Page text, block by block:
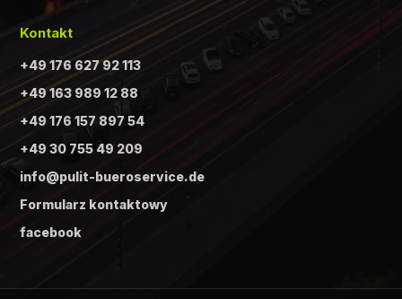
Kontakt
+49 176 627 92 113
+49 163 989 12 88
+49 176 157 897 54
+49 30 755 49 209
info@pulit-bueroservice.de
Formularz kontaktowy
facebook